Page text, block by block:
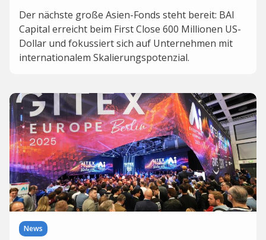
Der nächste große Asien-Fonds steht bereit: BAI
Capital erreicht beim First Close 600 Millionen US-
Dollar und fokussiert sich auf Unternehmen mit
internationalem Skalierungspotenzial.
News